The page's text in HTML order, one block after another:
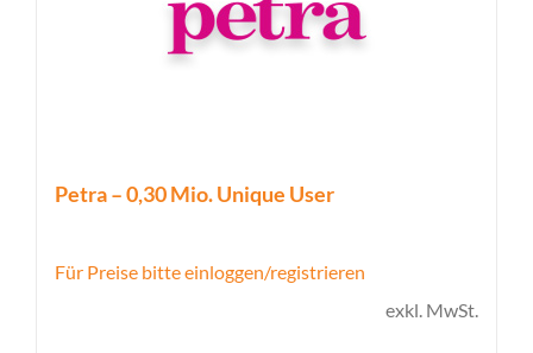
Petra – 0,30 Mio. Unique User
Für Preise bitte einloggen/registrieren
exkl. MwSt.